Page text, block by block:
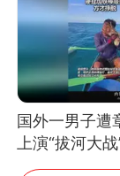
国外一男子遭
上演“拔河大
铁棒敲打方才